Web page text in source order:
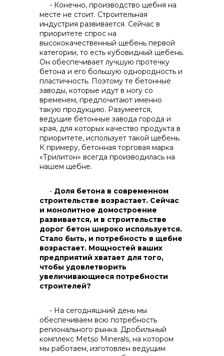
- Конечно, производство щебня на
месте не стоит. Строительная
индустрия развивается. Сейчас в
приоритете спрос на
высококачественный щебень первой
категории, то есть кубовидный щебень.
Он обеспечивает лучшую протечку
бетона и его большую однородность и
пластичность. Поэтому те бетонные
заводы, которые идут в ногу со
временем, предпочитают именно
такую продукцию. Разумеется,
ведущие бетонные завода города и
края, для которых качество продукта в
приоритете, использует такой щебень.
К примеру, бетонная торговая марка
«Трилитон» всегда производилась на
нашем щебне.
- Доля бетона в современном
строительстве возрастает. Сейчас
и монолитное домостроение
развивается, и в строительстве
дорог бетон широко используется.
Стало быть, и потребность в щебне
возрастает. Мощностей ваших
предприятий хватает для того,
чтобы удовлетворить
увеличивающиеся потребности
строителей?
- На сегодняшний день мы
обеспечиваем всю потребность
регионального рынка. Дробильный
комплекс Metso Minerals, на котором
мы работаем, изготовлен ведущим